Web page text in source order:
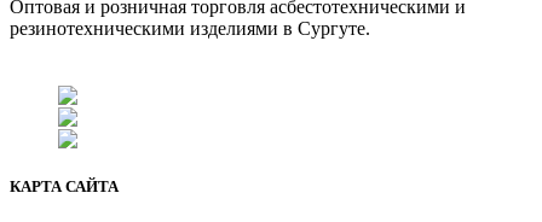
Оптовая и розничная торговля асбестотехническими и
резинотехническими изделиями в Сургуте.
КАРТА САЙТА